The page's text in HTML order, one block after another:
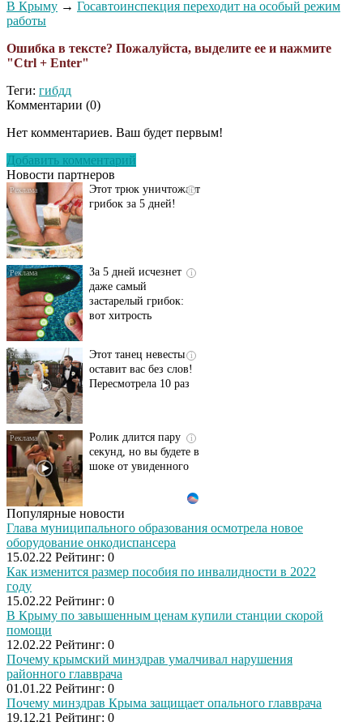
В Крыму → Госавтоинспекция переходит на особый режим
работы
Ошибка в тексте? Пожалуйста, выделите ее и нажмите
"Ctrl + Enter"
Теги: гибдд
Комментарии (0)
Нет комментариев. Ваш будет первым!
Добавить комментарий
Новости партнеров
Даже самый
исчезнет с корнем,
если перед сном…
i
Этот трюк уничтожает
грибок за 5 дней!
i
За 5 дней исчезнет
даже самый
застарелый грибок:
вот хитрость
i
Этот танец невесты
оставит вас без слов!
Пересмотрела 10 раз
i
Ролик длится пару
секунд, но вы будете в
шоке от увиденного
Ролик из Омска: вы
будете смеяться долго
Ржу не переставая, это
видео пересмотришь
Скрытая камера на
пляже Крыма: Что
люди вытворяют, когда
Популярные новости
Глава муниципального образования осмотрела новое
оборудование онкодиспансера
15.02.22 Рейтинг: 0
Как изменится размер пособия по инвалидности в 2022
году
15.02.22 Рейтинг: 0
В Крыму по завышенным ценам купили станции скорой
помощи
12.02.22 Рейтинг: 0
Почему крымский минздрав умалчивал нарушения
районного главврача
01.01.22 Рейтинг: 0
Почему минздрав Крыма защищает опального главврача
19.12.21 Рейтинг: 0